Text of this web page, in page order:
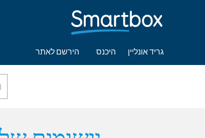
גריד אונליין היכנס הירשם לאתר